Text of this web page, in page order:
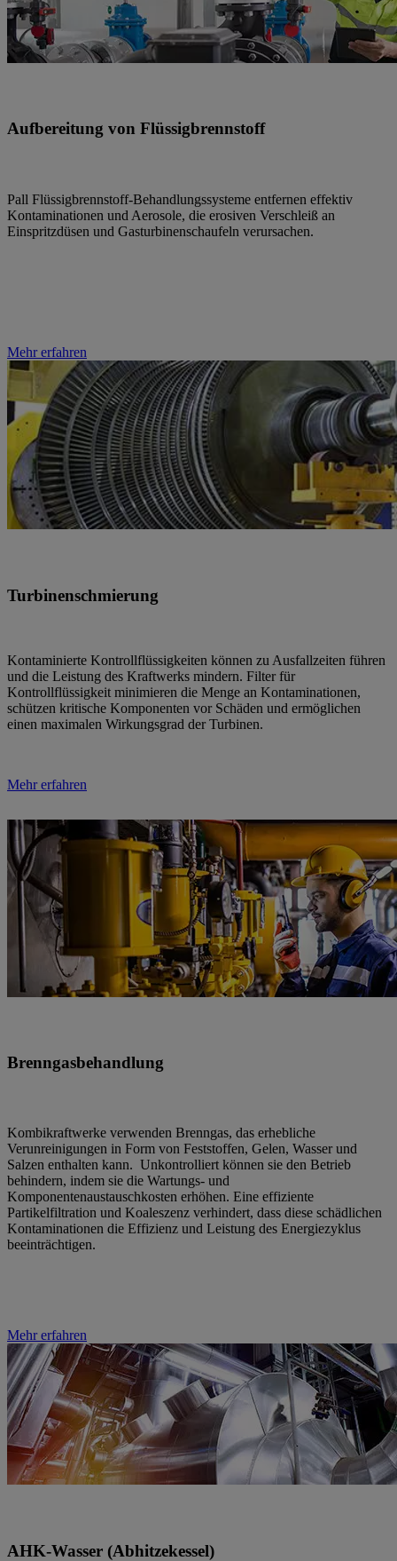
Aufbereitung von Flüssigbrennstoff
Pall Flüssigbrennstoff-Behandlungssysteme entfernen effektiv
Kontaminationen und Aerosole, die erosiven Verschleiß an
Einspritzdüsen und Gasturbinenschaufeln verursachen.
Mehr erfahren
Turbinenschmierung
Kontaminierte Kontrollflüssigkeiten können zu Ausfallzeiten führen
und die Leistung des Kraftwerks mindern. Filter für
Kontrollflüssigkeit minimieren die Menge an Kontaminationen,
schützen kritische Komponenten vor Schäden und ermöglichen
einen maximalen Wirkungsgrad der Turbinen.
Mehr erfahren
Brenngasbehandlung
Kombikraftwerke verwenden Brenngas, das erhebliche
Verunreinigungen in Form von Feststoffen, Gelen, Wasser und
Salzen enthalten kann. Unkontrolliert können sie den Betrieb
behindern, indem sie die Wartungs- und
Komponentenaustauschkosten erhöhen. Eine effiziente
Partikelfiltration und Koaleszenz verhindert, dass diese schädlichen
Kontaminationen die Effizienz und Leistung des Energiezyklus
beeinträchtigen.
Mehr erfahren
AHK-Wasser (Abhitzekessel)